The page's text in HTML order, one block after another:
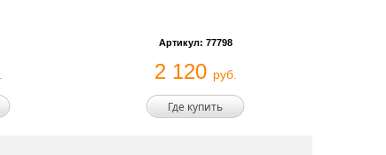
Артикул: 77798
2 120 руб.
Где купить